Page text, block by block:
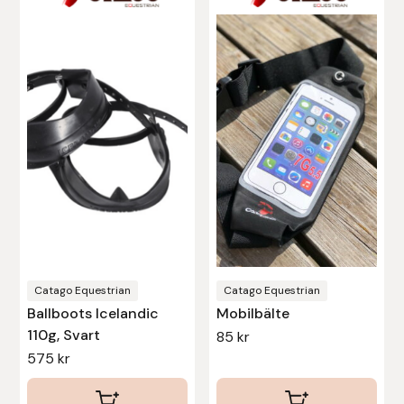
Catago Equestrian
Ballboots Icelandic
110g, Svart
575kr
Catago Equestrian
Mobilbälte
85 kr
Lippo
Lysi Ehf
Metalab
Muck Boot Company
Mustad